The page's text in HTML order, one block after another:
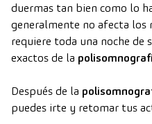
duermas tan bien como lo
generalmente no afecta los
requiere toda una noche de
exactos de la
Después de la
puedes irte y retomar tus